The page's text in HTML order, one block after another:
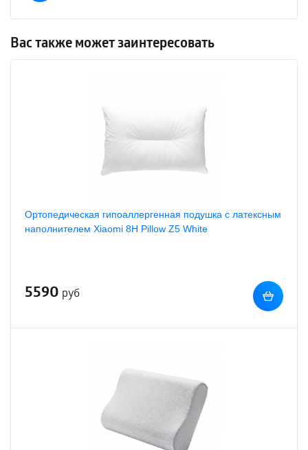
Вас также может заинтересовать
Ортопедическая гипоаллергенная подушка с латексным
наполнителем Xiaomi 8H Pillow Z5 White
5590 руб